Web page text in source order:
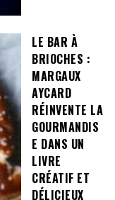
LE BAR À
BRIOCHES :
MARGAUX
AYCARD
RÉINVENTE LA
GOURMANDIS
E DANS UN
LIVRE
CRÉATIF ET
DÉLICIEUX